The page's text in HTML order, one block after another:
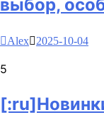
выбор,
Alex 2025-10-04
5